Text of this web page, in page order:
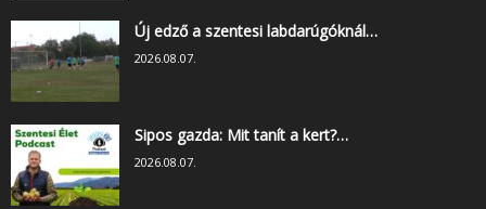
Új edző a szentesi labdarúgóknál…
2026.08.07.
Sipos gazda: Mit tanít a kert?…
2026.08.07.